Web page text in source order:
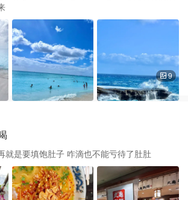
9
就是要填饱肚子 咋滴也不能亏待了肚肚